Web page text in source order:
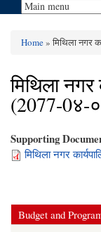
Home» मिथिला नगर
मिथिला नगर
(2077-0४-
Supporting
मिथिला नगर
Budget and